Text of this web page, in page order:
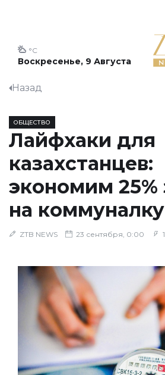
Воскресенье, 9 Августа
°C
Назад
ОБЩЕСТВО
Лайфхаки для
казахстанцев:
экономим 25%
на коммуналку
ZTB NEWS 23 сентября, 0:00